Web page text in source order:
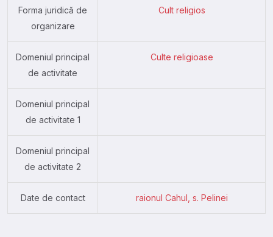
Forma juridică de
organizare
Cult religios
Domeniul principal
de activitate
Culte religioase
Domeniul principal
de activitate 1
Domeniul principal
de activitate 2
Date de contact raionul Cahul, s. Pelinei